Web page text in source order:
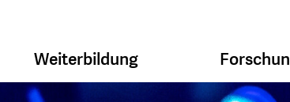
Weiterbildung